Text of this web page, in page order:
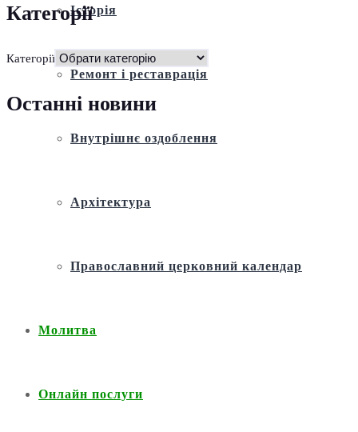
Історія
Ремонт і реставрація
Внутрішнє оздоблення
Архітектура
Православний церковний календар
Молитва
Онлайн послуги
Категорії
Категорії
Останні новини